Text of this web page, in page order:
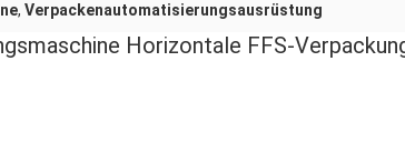
, Verpackenautomatisierungsausrüstung
Horizontale FFS-